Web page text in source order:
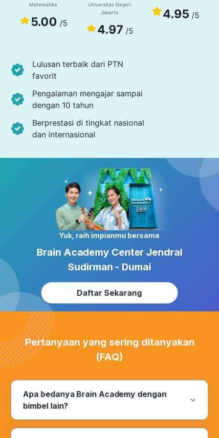
Matematika
5.00 /5
Universitas Negeri
Jakarta
4.97 /5
4.95 /5
Lulusan terbaik dari PTN
favorit
Pengalaman mengajar sampai
dengan 10 tahun
Berprestasi di tingkat nasional
dan internasional
Yuk, raih impianmu bersama
Brain Academy Center Jendral
Sudirman - Dumai
Daftar Sekarang
Pertanyaan yang sering ditanyakan
(FAQ)
Apa bedanya Brain Academy dengan
bimbel lain?
Inovasi. Satu kata bermakna yang diyakini